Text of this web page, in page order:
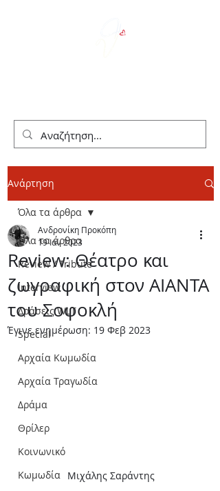
Ανάρτηση
Όλα τα άρθρα
Review / Tribute
Interview
Δράσεις WLT
Special
Αρχαία Κωμωδία
Αρχαία Τραγωδία
Δράμα
Θρίλερ
Κοινωνικό
Κωμωδία
Όλα τα άρθρα
Review: Θέατρο και
ζωγραφική στον ΑΙΑΝΤΑ
του Σοφοκλή
Ανδρονίκη Προκόπη
19 Ιαν 2023
Έγινε ενημέρωση: 19 Φεβ 2023
Μιχάλης Σαράντης